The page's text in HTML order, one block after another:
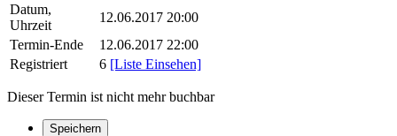
Datum,
Uhrzeit
12.06.2017 20:00
Termin-Ende
12.06.2017 22:00
Registriert
6 [Liste Einsehen]
Dieser Termin ist nicht mehr buchbar
Speichern